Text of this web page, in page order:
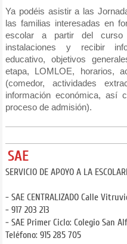
Ya podéis asistir a las
las familias interesadas en
escolar a partir del curso
instalaciones y recibir
educativo, objetivos
etapa, LOMLOE, horarios,
(comedor, actividades
información económica, así
proceso de admisión).
SAE
SERVICIO DE APOYO A LA
- SAE CENTRALIZADO Calle
- 917 203 213
- SAE Primer Ciclo: Colegio San
Teléfono: 915 285 705